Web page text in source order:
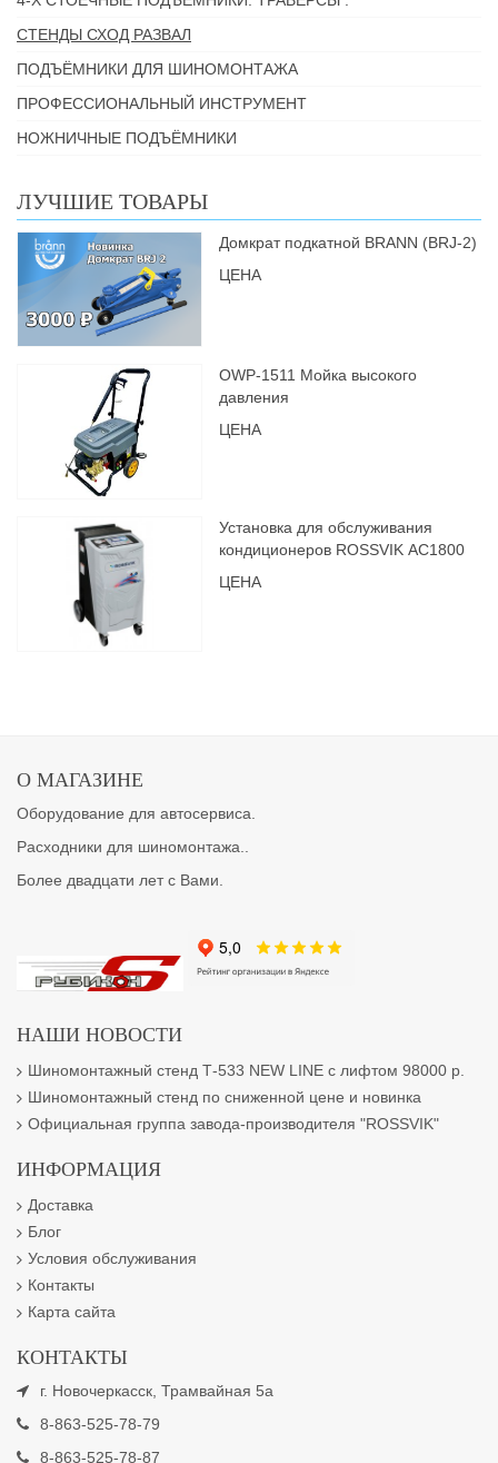
СТЕНДЫ СХОД РАЗВАЛ
ПОДЪЁМНИКИ ДЛЯ ШИНОМОНТАЖА
ПРОФЕССИОНАЛЬНЫЙ ИНСТРУМЕНТ
НОЖНИЧНЫЕ ПОДЪЁМНИКИ
ЛУЧШИЕ ТОВАРЫ
Домкрат подкатной BRANN (BRJ-2)
ЦЕНА
OWP-1511 Мойка высокого
давления
ЦЕНА
Установка для обслуживания
кондиционеров ROSSVIK АС1800
ЦЕНА
О МАГАЗИНЕ
Оборудование для автосервиса.
Расходники для шиномонтажа..
Более двадцати лет с Вами.
НАШИ НОВОСТИ
Шиномонтажный стенд Т-533 NEW LINE с лифтом 98000 р.
Шиномонтажный стенд по сниженной цене и новинка
Официальная группа завода-производителя "ROSSVIK"
ИНФОРМАЦИЯ
Доставка
Блог
Условия обслуживания
Контакты
Карта сайта
КОНТАКТЫ
г. Новочеркасск, Трамвайная 5а
8-863-525-78-79
8-863-525-78-87